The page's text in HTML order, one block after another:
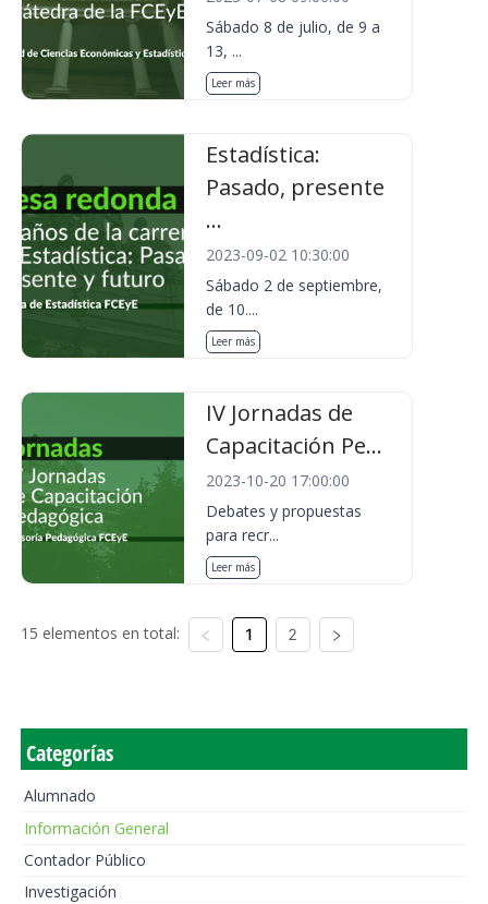
Sábado 8 de julio, de 9 a
13, ...
Leer más
Estadística:
Pasado, presente
...
2023-09-02 10:30:00
Sábado 2 de septiembre,
de 10....
Leer más
IV Jornadas de
Capacitación Pe...
2023-10-20 17:00:00
Debates y propuestas
para recr...
Leer más
15 elementos en total: 1 2
Categorías
Alumnado
Información General
Contador Público
Investigación